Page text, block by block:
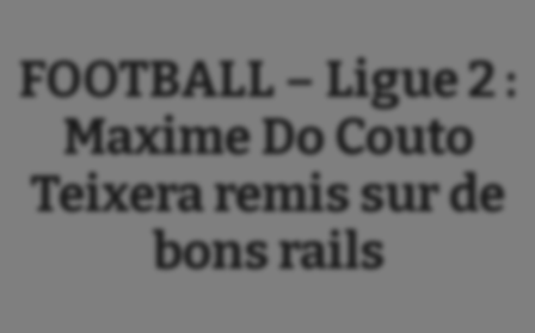
FOOTBALL – Ligue 2 :
Maxime Do Couto
Teixera remis sur de
bons rails